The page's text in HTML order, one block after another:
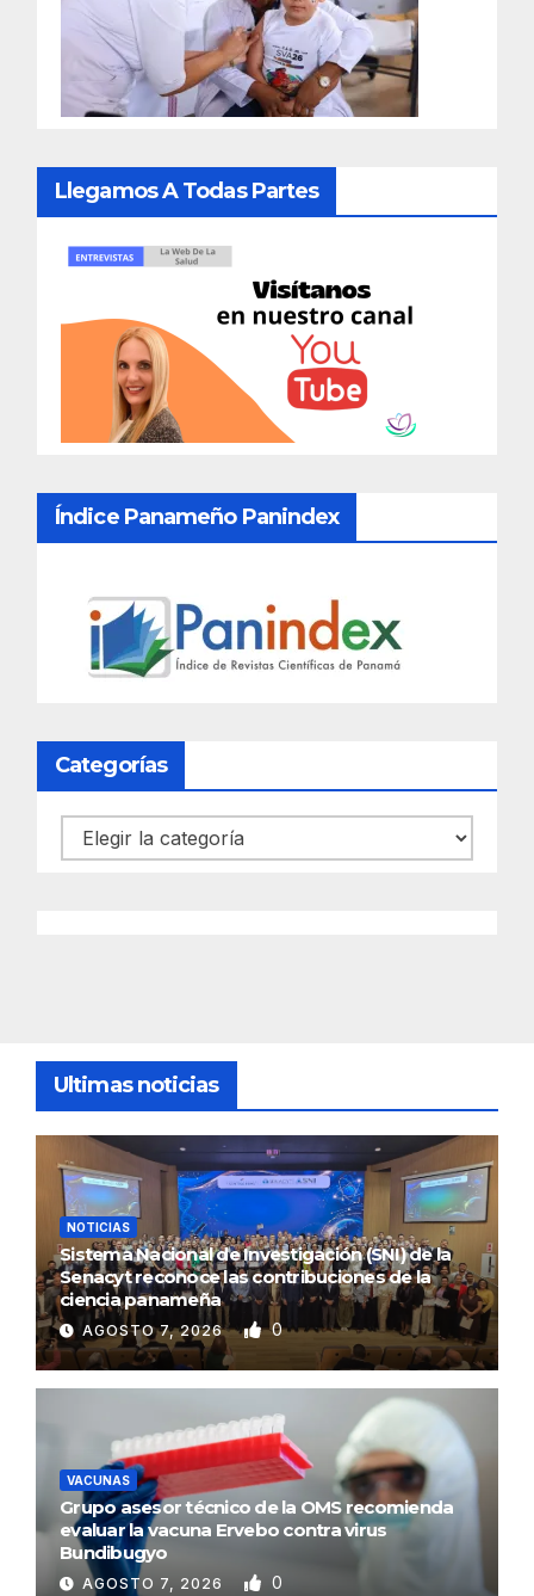
Llegamos A Todas Partes
Índice Panameño Panindex
Categorías
Categorías
Ultimas noticias
NOTICIAS
Sistema Nacional de Investigación (SNI) de la
Senacyt reconoce las contribuciones de la
ciencia panameña
AGOSTO 7, 2026 0
VACUNAS
Grupo asesor técnico de la OMS recomienda
evaluar la vacuna Ervebo contra virus
Bundibugyo
AGOSTO 7, 2026 0